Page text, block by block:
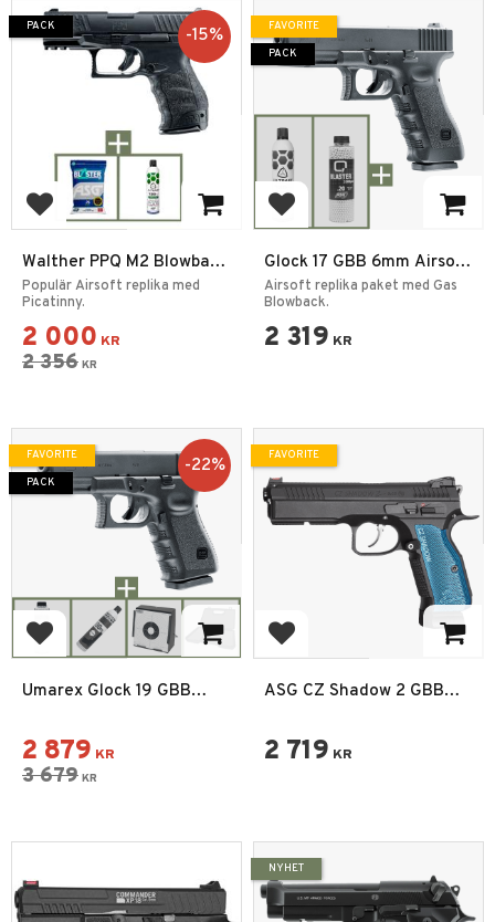
Add to favorites
Walther PPQ M2 Blowback
GBB 6mm Paket
Populär Airsoft replika med
Picatinny.
2 000 KR
2 356 KR
15%
PACK
Add to favorites
Glock 17 GBB 6mm Airsoft
Paket
Airsoft replika paket med Gas
Blowback.
2 319 KR
FAVORITE
PACK
Add to favorites
Umarex Glock 19 GBB
2 879 KR
3 679 KR
22%
FAVORITE
PACK
Add to favorites
ASG CZ Shadow 2 GBB
2 719 KR
FAVORITE
NYHET